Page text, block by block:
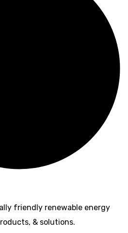
friendly renewable energy
& solutions.